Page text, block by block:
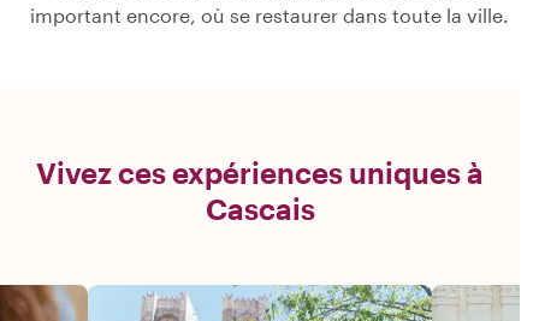
important encore, où se restaurer dans toute la ville.
Vivez ces expériences uniques à
Cascais